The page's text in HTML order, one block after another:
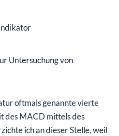
Untersuchung von
oftmals genannte vierte
des MACD mittels des
ich an dieser Stelle, weil